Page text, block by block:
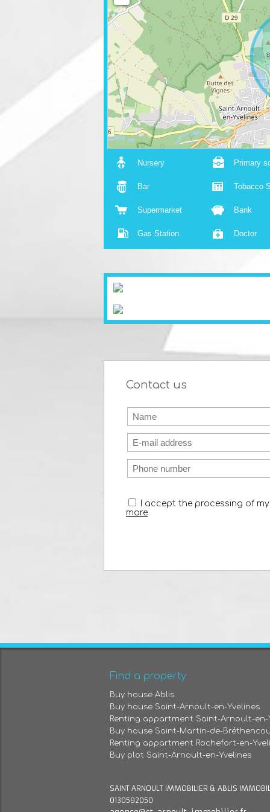
Nursery Primary
Bar Tobacco
Supermarket Bank
Gas Station Doctor
Contact us
I accept the processing of
more
Find a property
Buy house Ablis
Buy house Saint-Arnoult-en-Yvelines
Renting appartment Saint-Arnoult-en-
Buy house Saint-Martin-de-
Renting appartment Rochefort-en-
Buy plot Saint-Arnoult-en-Yvelines
SAINT ARNOULT IMMOBILIER & ABLIS
0130592050